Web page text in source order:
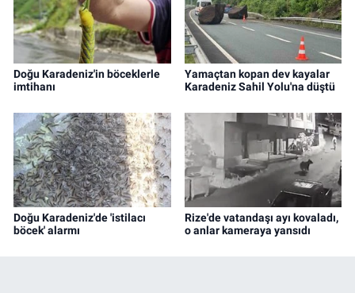
Doğu Karadeniz'in böceklerle
imtihanı
Yamaçtan kopan dev kayalar
Karadeniz Sahil Yolu'na düştü
Doğu Karadeniz'de 'istilacı
böcek' alarmı
Rize'de vatandaşı ayı kovaladı,
o anlar kameraya yansıdı